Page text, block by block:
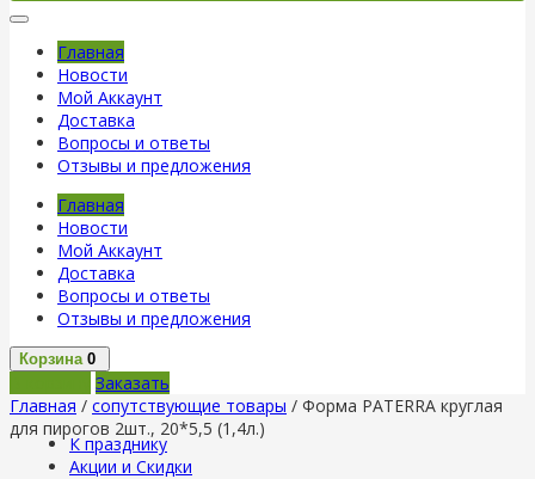
Главная
Новости
Мой Аккаунт
Доставка
Вопросы и ответы
Отзывы и предложения
Главная
Новости
Мой Аккаунт
Доставка
Вопросы и ответы
Отзывы и предложения
Корзина 0
Заказать
Главная / сопутствующие товары / Форма PATERRA круглая
для пирогов 2шт., 20*5,5 (1,4л.)
К празднику
Акции и Скидки